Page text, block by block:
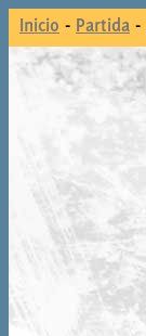
Inicio - Partida -